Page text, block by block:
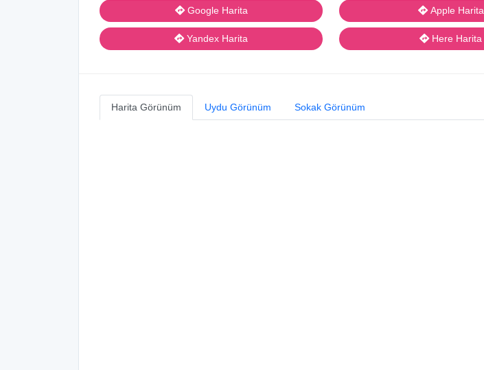
Google Harita
Yandex Harita
Apple Harita
Here Harita
Harita Görünüm Uydu Görünüm Sokak Görünüm